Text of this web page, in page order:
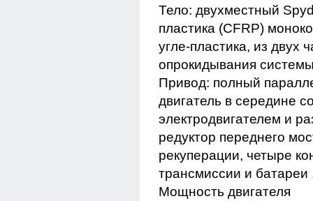
Тело: двухместный
пластика (CFRP)
угле-пластика, из
опрокидывания
Привод: полный
двигатель в середине
электродвигателем и
редуктор переднего
рекуперации, четыре
трансмиссии и
Мощность двигателя